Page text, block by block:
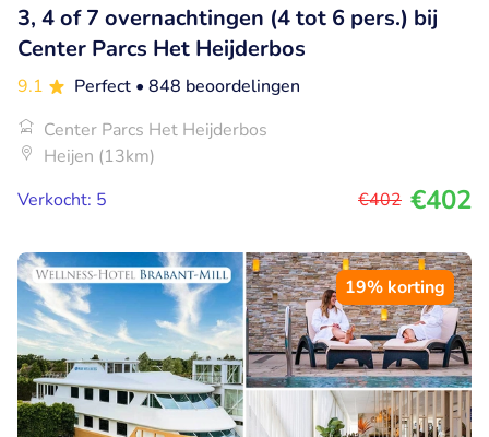
3, 4 of 7 overnachtingen (4 tot 6 pers.) bij
Center Parcs Het Heijderbos
9.1 Perfect • 848 beoordelingen
Center Parcs Het Heijderbos
Heijen (13km)
Verkocht: 5
€402 €402
19% korting